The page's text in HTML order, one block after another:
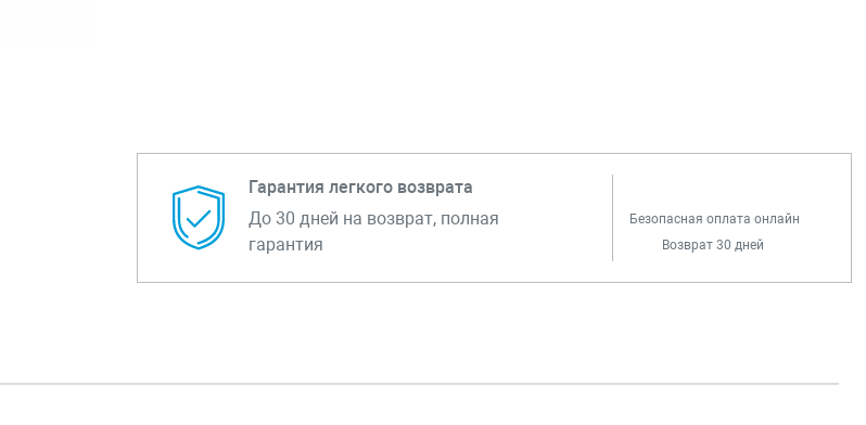
Гарантия легкого возврата
До 30 дней на возврат, полная
гарантия
Безопасная оплата онлайн
Возврат 30 дней